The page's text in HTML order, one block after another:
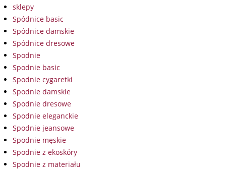
sklepy
Spódnice basic
Spódnice damskie
Spódnice dresowe
Spodnie
Spodnie basic
Spodnie cygaretki
Spodnie damskie
Spodnie dresowe
Spodnie eleganckie
Spodnie jeansowe
Spodnie męskie
Spodnie z ekoskóry
Spodnie z materiału